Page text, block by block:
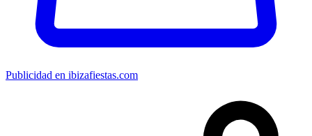
Publicidad en ibizafiestas.com